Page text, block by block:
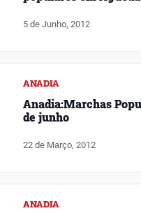
5 de Junho, 2012
ANADIA
Anadia:Marchas
de junho
22 de Março, 2012
ANADIA